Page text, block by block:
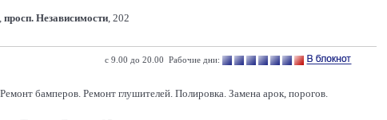
просп. Независимости, 202
с 9.00 до 20.00 Рабочие дни:
бамперов. Ремонт глушителей. Полировка. Замена арок, порогов.